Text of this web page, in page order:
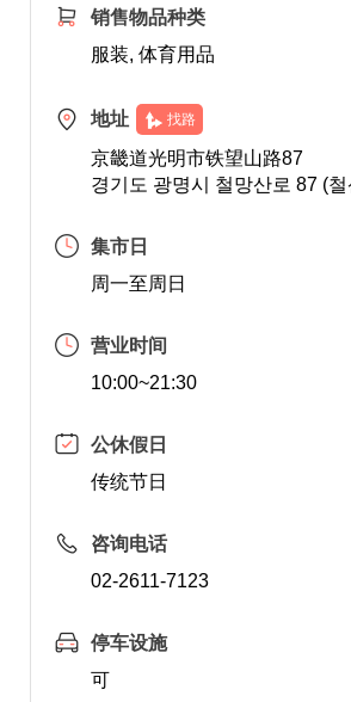
销售物品种类
服装, 体育用品
地址 找路
京畿道光明市铁望山路87
경기도 광명시 철망산로 87 (
集市日
周一至周日
营业时间
10:00~21:30
公休假日
传统节日
咨询电话
02-2611-7123
停车设施
可